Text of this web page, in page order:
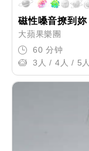
磁性嗓音撩到妳
大蘋果樂團
60 分钟
3人 / 4人 / 5人